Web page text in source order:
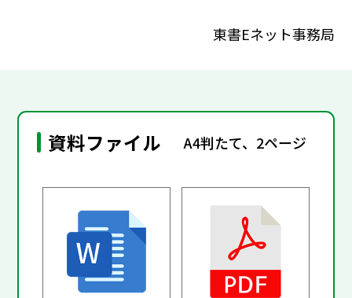
東書Eネット事務局
資料ファイル A4判たて、2ページ